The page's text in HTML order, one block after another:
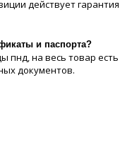
действует гарантия
и паспорта?
на весь товар есть
документов.